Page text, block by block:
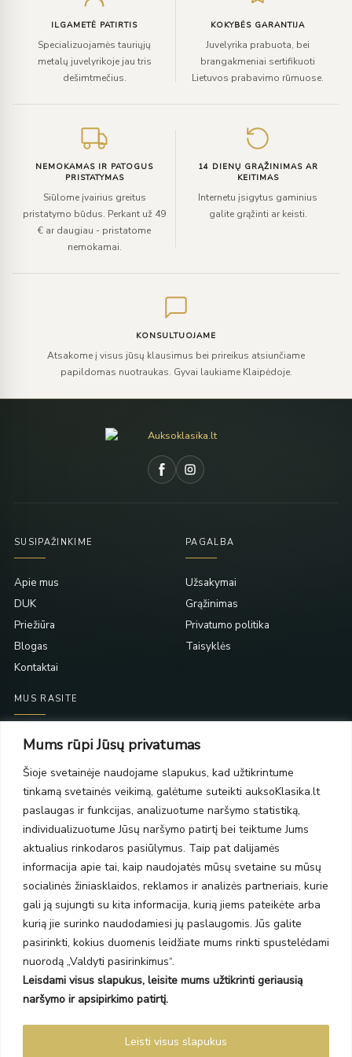
Mums rūpi Jūsų privatumas
Šioje svetainėje naudojame slapukus, kad užtikrintume
tinkamą svetainės veikimą, galėtume suteikti auksoKlasika.lt
paslaugas ir funkcijas, analizuotume naršymo statistiką,
individualizuotume Jūsų naršymo patirtį bei teiktume Jums
aktualius rinkodaros pasiūlymus. Taip pat dalijamės
informacija apie tai, kaip naudojatės mūsų svetaine su mūsų
socialinės žiniasklaidos, reklamos ir analizės partneriais, kurie
gali ją sujungti su kita informacija, kurią jiems pateikėte arba
kurią jie surinko naudodamiesi jų paslaugomis. Jūs galite
pasirinkti, kokius duomenis leidžiate mums rinkti spustelėdami
nuorodą „Valdyti pasirinkimus“.
Leisdami visus slapukus, leisite mums užtikrinti geriausią
naršymo ir apsipirkimo patirtį.
Leisti visus slapukus
ILGAMETĖ PATIRTIS
Specializuojamės tauriųjų
metalų juvelyrikoje jau tris
dešimtmečius.
KOKYBĖS GARANTIJA
Juvelyrika prabuota, bei
brangakmeniai sertifikuoti
Lietuvos prabavimo rūmuose.
NEMOKAMAS IR PATOGUS
PRISTATYMAS
Siūlome įvairius greitus
pristatymo būdus. Perkant už 49
€ ar daugiau - pristatome
nemokamai.
14 DIENŲ GRĄŽINIMAS AR
KEITIMAS
Internetu įsigytus gaminius
galite grąžinti ar keisti.
KONSULTUOJAME
Atsakome į visus jūsų klausimus bei prireikus atsiunčiame
papildomas nuotraukas. Gyvai laukiame Klaipėdoje.
SUSIPAŽINKIME
Apie mus
DUK
Priežiūra
Blogas
Kontaktai
PAGALBA
Užsakymai
Grąžinimas
Privatumo politika
Taisyklės
MUS RASITE
Taikos pr. 139
PC Molas, Klaipėda
Taikos pr. 141
PC BIG 2, Klaipėda
Šilutės pl. 35
PC Banginis, Klaipėda
NAUJIENLAIŠKIS
Prenumeruokite ir gaukite pasiūlymus, naujienas bei riboto
leidimo kolekcijas.
Prenumeruodami sutinkate su Taisyklėmis ir Privatumo politika.